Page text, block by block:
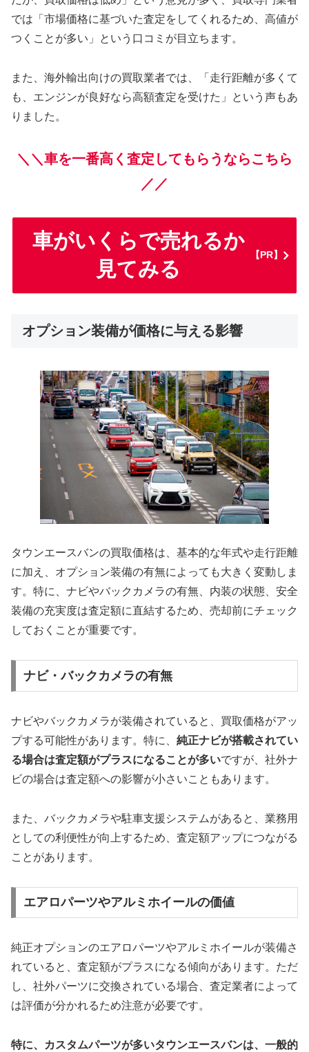
では「市場価格に基づいた査定をしてくれるため、高値が
つくことが多い」という口コミが目立ちます。
また、海外輸出向けの買取業者では、「走行距離が多くて
も、エンジンが良好なら高額査定を受けた」という声もあ
りました。
＼＼車を一番高く査定してもらうならこちら
／／
車がいくらで売れるか
見てみる
【PR】
オプション装備が価格に与える影響
タウンエースバンの買取価格は、基本的な年式や走行距離
に加え、オプション装備の有無によっても大きく変動しま
す。特に、ナビやバックカメラの有無、内装の状態、安全
装備の充実度は査定額に直結するため、売却前にチェック
しておくことが重要です。
ナビ・バックカメラの有無
ナビやバックカメラが装備されていると、買取価格がアッ
プする可能性があります。特に、 純正ナビが搭載されてい
る場合は査定額がプラスになることが多いですが、社外ナ
ビの場合は査定額への影響が小さいこともあります。
また、バックカメラや駐車支援システムがあると、業務用
としての利便性が向上するため、査定額アップにつながる
ことがあります。
エアロパーツやアルミホイールの価値
純正オプションのエアロパーツやアルミホイールが装備さ
れていると、査定額がプラスになる傾向があります。ただ
し、社外パーツに交換されている場合、査定業者によって
は評価が分かれるため注意が必要です。
特に、カスタムパーツが多いタウンエースバンは、一般的